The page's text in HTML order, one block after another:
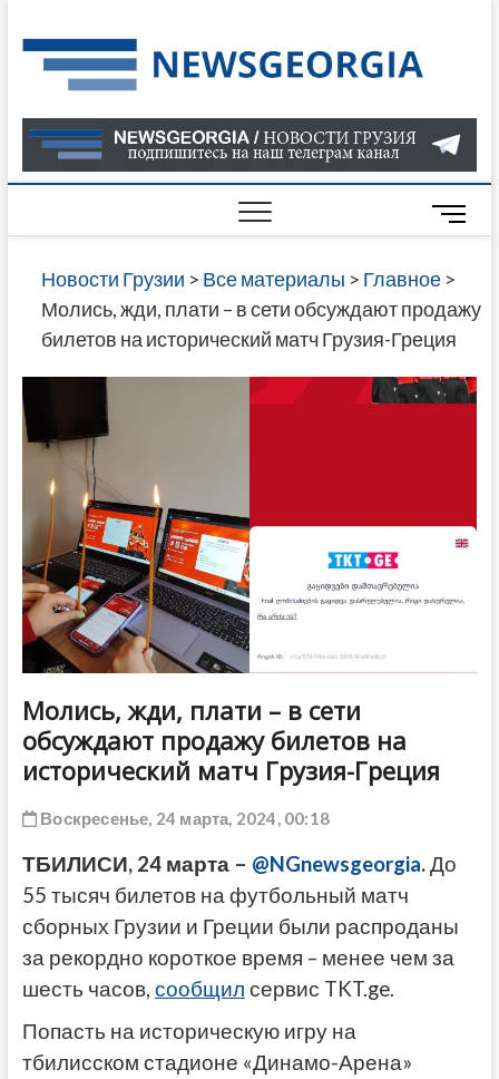
to
content
О
В
ГРУЗИИ
САЙТЕ
M
e
n
u
B
t
Новости Грузии > Все материалы > Главное>
Молись, жди, плати – в сети обсуждают продажу
билетов на исторический матч Грузия-Греция
Молись, жди, плати – в сети
обсуждают продажу билетов на
исторический матч Грузия-Греция
Воскресенье, 24 марта, 2024, 00:18
ТБИЛИСИ, 24 марта – @NGnewsgeorgia.До
55 тысяч билетов на футбольный матч
сборных Грузии и Греции были распроданы
за рекордно короткое время – менее чем за
шесть часов, сообщил сервис TKT.ge.
Попасть на историческую игру на
тбилисском стадионе «Динамо-Арена»